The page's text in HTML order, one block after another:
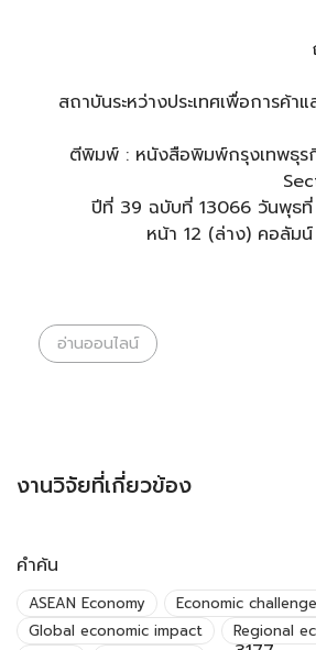
สถาบันระหว่างประเทศเพื่อการค้
ตีพิมพ์ : หนังสือพิมพ์กรุงเทพธุร
ปีที่ 39 ฉบับที่ 13066 วันพุธที่
หน้า 12 (ล่าง) คอลัม
อ่านออนไลน์
งานวิจัยที่เกี่ยวข้อง
คำค้น
ASEAN Economy
Economic
Global economic impact
Regional